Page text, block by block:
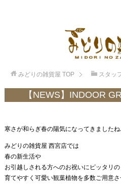
みどりの雑貨屋 TOP スタッ
【NEWS】INDOOR
寒さが和らぎ春の陽気になってきましたね
みどりの雑貨屋 西宮店では
春の新生活や
お引越しされる方へのお祝いにピッタリの
育てやすく可愛い観葉植物を多数ご用意さ